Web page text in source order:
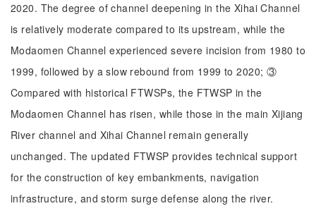
2020. The degree of channel deepening in the Xihai Channel
is relatively moderate compared to its upstream, while the
Modaomen Channel experienced severe incision from 1980 to
1999, followed by a slow rebound from 1999 to 2020; ③
Compared with historical FTWSPs, the FTWSP in the
Modaomen Channel has risen, while those in the main Xijiang
River channel and Xihai Channel remain generally
unchanged. The updated FTWSP provides technical support
for the construction of key embankments, navigation
infrastructure, and storm surge defense along the river.